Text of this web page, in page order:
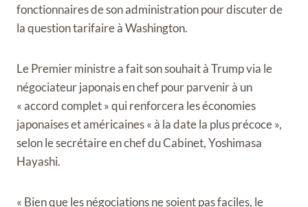
fonctionnaires de son administration pour discuter de
la question tarifaire à Washington.
Le Premier ministre a fait son souhait à Trump via le
négociateur japonais en chef pour parvenir à un
« accord complet » qui renforcera les économies
japonaises et américaines « à la date la plus précoce »,
selon le secrétaire en chef du Cabinet, Yoshimasa
Hayashi.
« Bien que les négociations ne soient pas faciles, le